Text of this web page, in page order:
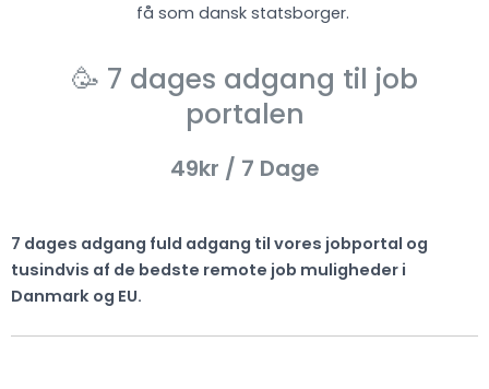
få som dansk statsborger.
🥳 7 dages adgang til job
portalen
49kr / 7 Dage
7 dages adgang fuld adgang til vores jobportal og
tusindvis af de bedste remote job muligheder i
Danmark og EU.